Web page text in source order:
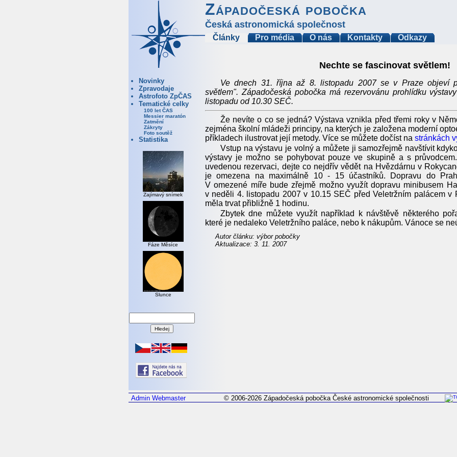
Západočeská pobočka
Česká astronomická společnost
Články Pro média O nás Kontakty Odkazy
Novinky
Zpravodaje
Astrofoto ZpČAS
Tematické celky
100 let ČAS
Messier maratón
Zatmění
Zákryty
Foto soutěž
Statistika
Zajímavý snímek
Fáze Měsíce
Slunce
Nechte se fascinovat světlem!
Ve dnech 31. října až 8. listopadu 2007 se v Praze objeví
světlem". Západočeská pobočka má rezervovánu prohlídku
listopadu od 10.30 SEČ.
Že nevíte o co se jedná? Výstava vznikla před třemi roky v
zejména školní mládeži principy, na kterých je založena moderní
příkladech ilustrovat její metody. Více se můžete dočíst na stránkách
Vstup na výstavu je volný a můžete ji samozřejmě navštívit
výstavy je možno se pohybovat pouze ve skupině a s
uvedenou rezervaci, dejte co nejdřív vědět na Hvězdárnu v
je omezena na maximálně 10 - 15 účastníků. Dopravu do
V omezené míře bude zřejmě možno využít dopravu minibusem
v neděli 4. listopadu 2007 v 10.15 SEČ před Veletržním palácem v
měla trvat přibližně 1 hodinu.
Zbytek dne můžete využít například k návštěvě některého
které je nedaleko Veletržního paláce, nebo k nákupům. Vánoce se
Autor článku: výbor pobočky
Aktualizace: 3. 11. 2007
Admin Webmaster © 2006-2026 Západočeská pobočka České astronomické společnosti